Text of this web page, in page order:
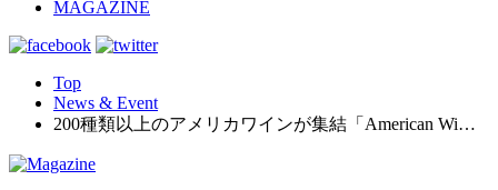
MAGAZINE
Top
News & Event
200種類以上のアメリカワインが集結「American Wi…